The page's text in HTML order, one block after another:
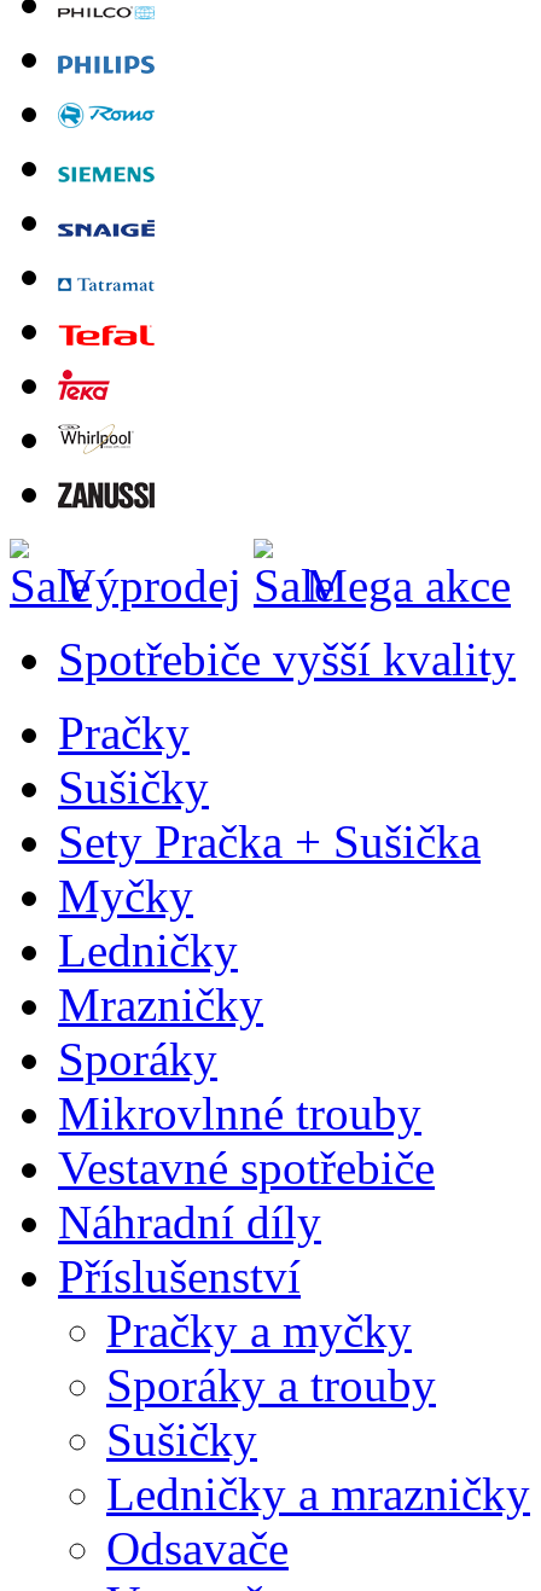
Výprodej
Mega akce
Spotřebiče vyšší kvality
Pračky
Sušičky
Sety Pračka + Sušička
Myčky
Ledničky
Mrazničky
Sporáky
Mikrovlnné trouby
Vestavné spotřebiče
Náhradní díly
Příslušenství
Pračky a myčky
Sporáky a trouby
Sušičky
Ledničky a mrazničky
Odsavače